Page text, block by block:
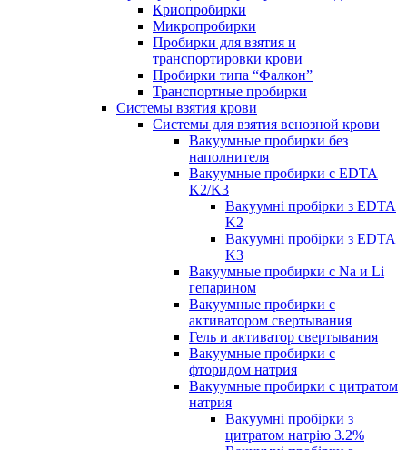
Криопробирки
Микропробирки
Пробирки для взятия и
транспортировки крови
Пробирки типа “Фалкон”
Транспортные пробирки
Системы взятия крови
Системы для взятия венозной крови
Вакуумные пробирки без
наполнителя
Вакуумные пробирки с EDTA
K2/K3
Вакуумні пробірки з EDTA
K2
Вакуумні пробірки з EDTA
K3
Вакуумные пробирки с Na и Li
гепарином
Вакуумные пробирки с
активатором свертывания
Гель и активатор свертывания
Вакуумные пробирки с
фторидом натрия
Вакуумные пробирки с цитратом
натрия
Вакуумні пробірки з
цитратом натрію 3.2%